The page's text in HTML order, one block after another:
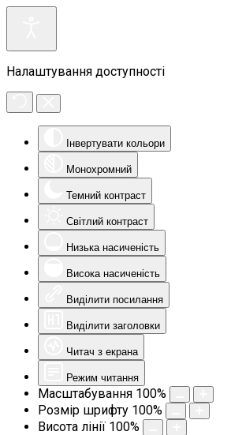
Налаштування доступності
Інвертувати кольори
Монохромний
Темний контраст
Світлий контраст
Низька насиченість
Висока насиченість
Виділити посилання
Виділити заголовки
Читач з екрана
Режим читання
Масштабування 100%
Розмір шрифту 100%
Висота лінії 100%